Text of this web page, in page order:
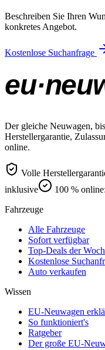
Beschreiben Sie Ihren
konkretes Angebot.
Kostenlose Suchanfrage
Der gleiche Neuwagen,
Herstellergarantie,
online.
Volle
inklusive
100 %
Fahrzeuge
Alle Fahrzeuge
Sofort verfügbar
Top-Deals der
Kostenlose
Auto verkaufen
Wissen
EU-Neuwagen
So funktioniert's
Ratgeber
Der große EU-